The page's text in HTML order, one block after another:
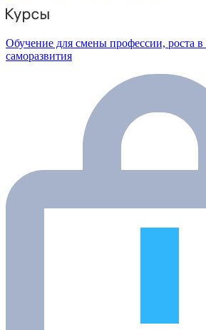
Обучение для смены профессии, роста в
саморазвития